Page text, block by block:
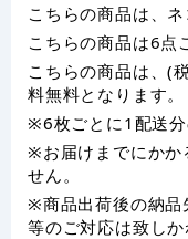
こちらの商品は、
こちらの商品は6点
こちらの商品は、(
料無料となります。
※6枚ごとに1配送分
※お届けまでにかか
せん。
※商品出荷後の納品
等のご対応は致しか